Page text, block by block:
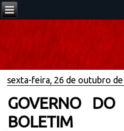
sexta-feira, 26 de outubro
GOVERNO DO
BOLETIM